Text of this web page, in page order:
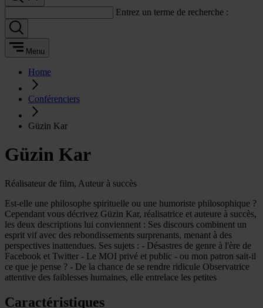
Entrez un terme de recherche :
Menu
Home
Conférenciers
Güzin Kar
Güzin Kar
Réalisateur de film, Auteur à succès
Est-elle une philosophe spirituelle ou une humoriste philosophique ?
Cependant vous décrivez Güzin Kar, réalisatrice et auteure à succès,
les deux descriptions lui conviennent : Ses discours combinent un
esprit vif avec des rebondissements surprenants, menant à des
perspectives inattendues. Ses sujets : - Désastres de genre à l'ère de
Facebook et Twitter - Le MOI privé et public - ou mon patron sait-il
ce que je pense ? - De la chance de se rendre ridicule Observatrice
attentive des faiblesses humaines, elle entrelace les petites
Caractéristiques